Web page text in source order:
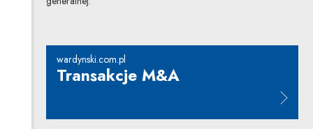
wardynski.com.pl
Transakcje M&A
Uwaga, link zostanie otwarty w